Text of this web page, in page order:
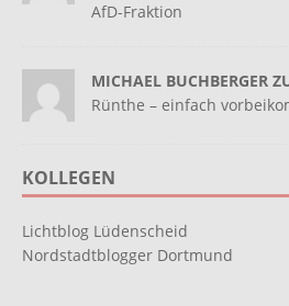
AfD-Fraktion
MICHAEL BUCHBERGER
Rünthe – einfach
KOLLEGEN
Lichtblog Lüdenscheid
Nordstadtblogger Dortmund